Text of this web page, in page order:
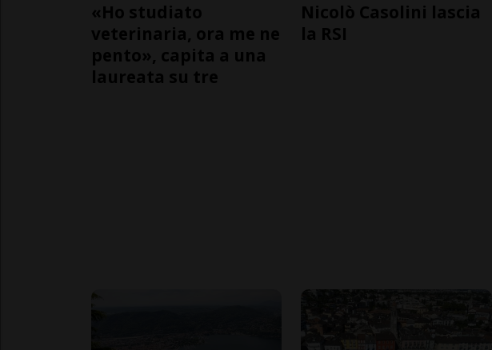
«Ho studiato
veterinaria, ora me ne
pento», capita a una
laureata su tre
Nicolò Casolini lascia
la RSI